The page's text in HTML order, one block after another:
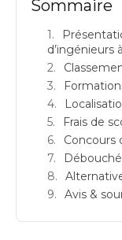
Sommaire
d’ingénieurs
Frais de
Concours
Avis &